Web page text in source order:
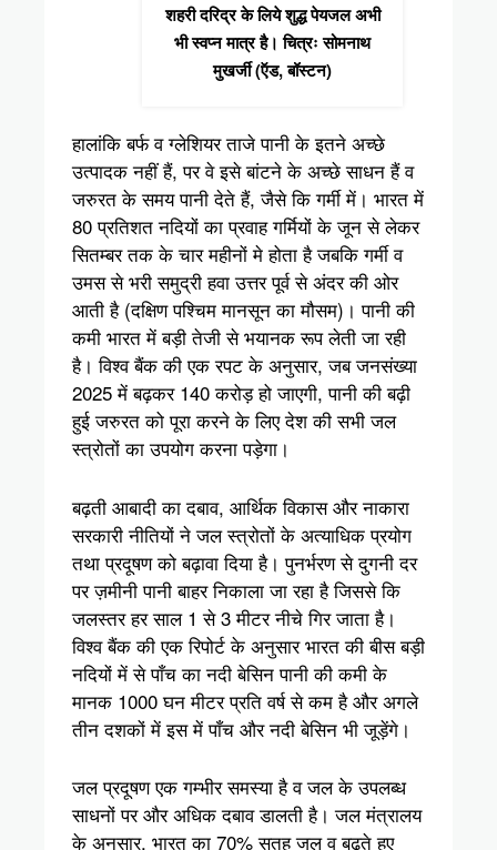
शहरी दरिद्र के लिये शुद्ध पेयजल अभी
भी स्वप्न मात्र है। चित्रः सोमनाथ
मुखर्जी (ऍड, बॉस्टन)
हालांकि बर्फ व ग्लेशियर ताजे पानी के इतने अच्छे
उत्पादक नहीं हैं, पर वे इसे बांटने के अच्छे साधन हैं व
जरुरत के समय पानी देते हैं, जैसे कि गर्मी में। भारत में
80 प्रतिशत नदियों का प्रवाह गर्मियों के जून से लेकर
सितम्बर तक के चार महीनों मे होता है जबकि गर्मी व
उमस से भरी समुद्री हवा उत्तर पूर्व से अंदर की ओर
आती है (दक्षिण पश्चिम मानसून का मौसम)। पानी की
कमी भारत में बड़ी तेजी से भयानक रूप लेती जा रही
है। विश्व बैंक की एक रपट के अनुसार, जब जनसंख्या
2025 में बढ़कर 140 करोड़ हो जाएगी, पानी की बढ़ी
हुई जरुरत को पूरा करने के लिए देश की सभी जल
स्त्रोतों का उपयोग करना पड़ेगा।
बढ़ती आबादी का दबाव, आर्थिक विकास और नाकारा
सरकारी नीतियों ने जल स्त्रोतों के अत्याधिक प्रयोग
तथा प्रदूषण को बढ़ावा दिया है। पुनर्भरण से दुगनी दर
पर ज़मीनी पानी बाहर निकाला जा रहा है जिससे कि
जलस्तर हर साल 1 से 3 मीटर नीचे गिर जाता है।
विश्व बैंक की एक रिपोर्ट के अनुसार भारत की बीस बड़ी
नदियों में से पाँच का नदी बेसिन पानी की कमी के
मानक 1000 घन मीटर प्रति वर्ष से कम है और अगले
तीन दशकों में इस में पाँच और नदी बेसिन भी जूड़ेंगे।
जल प्रदूषण एक गम्भीर समस्या है व जल के उपलब्ध
साधनों पर और अधिक दबाव डालती है। जल मंत्रालय
के अनुसार, भारत का 70% सतह जल व बढ़ते हूए